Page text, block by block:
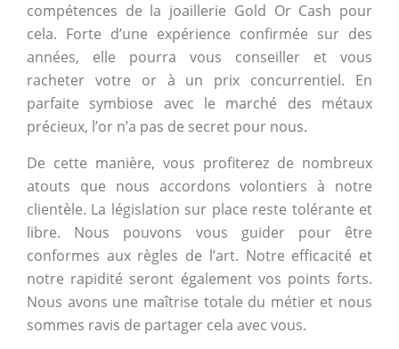
compétences de la joaillerie Gold Or Cash pour
cela. Forte d’une expérience confirmée sur des
années, elle pourra vous conseiller et vous
racheter votre or à un prix concurrentiel. En
parfaite symbiose avec le marché des métaux
précieux, l’or n’a pas de secret pour nous.
De cette manière, vous profiterez de nombreux
atouts que nous accordons volontiers à notre
clientèle. La législation sur place reste tolérante et
libre. Nous pouvons vous guider pour être
conformes aux règles de l’art. Notre efficacité et
notre rapidité seront également vos points forts.
Nous avons une maîtrise totale du métier et nous
sommes ravis de partager cela avec vous.